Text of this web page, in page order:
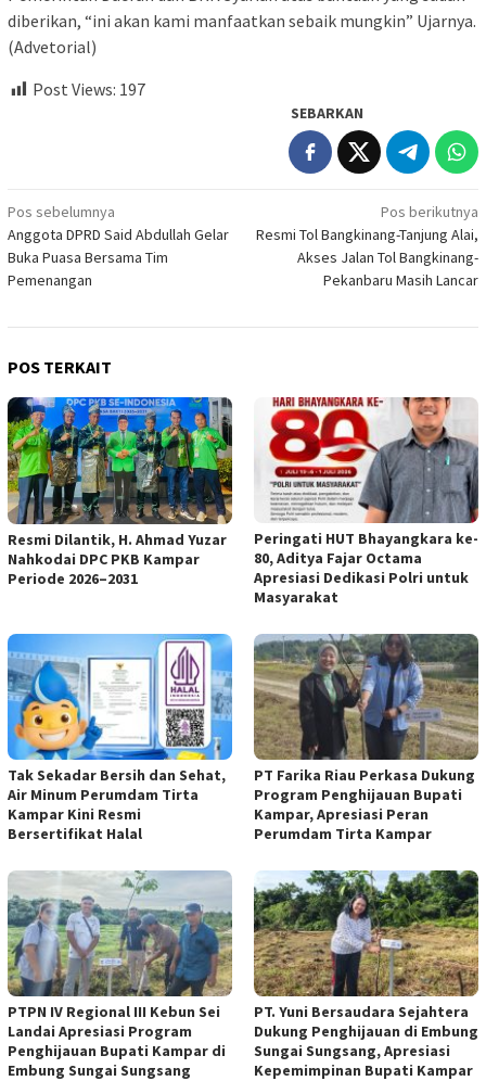
diberikan, “ini akan kami manfaatkan sebaik mungkin” Ujarnya.
(Advetorial)
Post Views: 197
SEBARKAN
Navigasi
pos
Pos sebelumnya
Anggota DPRD Said Abdullah Gelar
Buka Puasa Bersama Tim
Pemenangan
Pos berikutnya
Resmi Tol Bangkinang-Tanjung Alai,
Akses Jalan Tol Bangkinang-
Pekanbaru Masih Lancar
POS TERKAIT
Resmi Dilantik, H. Ahmad Yuzar
Nahkodai DPC PKB Kampar
Periode 2026–2031
Peringati HUT Bhayangkara ke-
80, Aditya Fajar Octama
Apresiasi Dedikasi Polri untuk
Masyarakat
Tak Sekadar Bersih dan Sehat,
Air Minum Perumdam Tirta
Kampar Kini Resmi
Bersertifikat Halal
PT Farika Riau Perkasa Dukung
Program Penghijauan Bupati
Kampar, Apresiasi Peran
Perumdam Tirta Kampar
PTPN IV Regional III Kebun Sei
Landai Apresiasi Program
Penghijauan Bupati Kampar di
Embung Sungai Sungsang
PT. Yuni Bersaudara Sejahtera
Dukung Penghijauan di Embung
Sungai Sungsang, Apresiasi
Kepemimpinan Bupati Kampar ‎